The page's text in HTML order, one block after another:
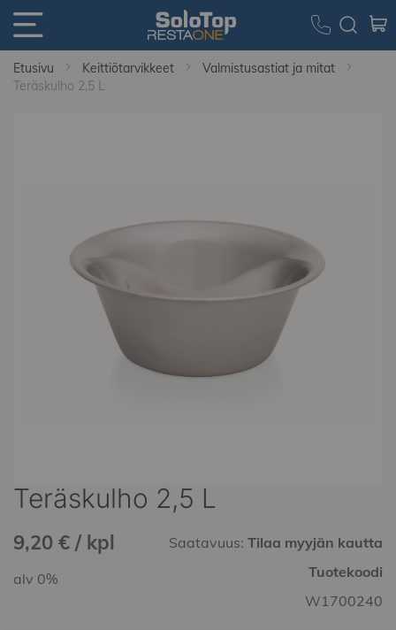
Etusivu Keittiötarvikkeet
Valmistusastiat ja mitat
Teräskulho 2,5 L
Teräskulho 2,5 L
9,20 € / kpl Saatavuus: Tilaa myyjän kautta
Tuotekoodi
W1700240
alv 0%
Skip
to
the
beginning
of